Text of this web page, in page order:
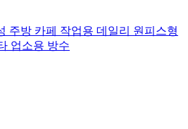
주방 카페 작업용 데일리 원피스형
업소용 방수